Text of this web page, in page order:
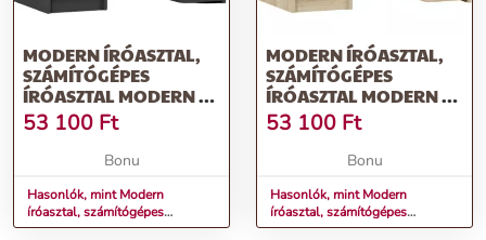
MODERN ÍRÓASZTAL,
SZÁMÍTÓGÉPES
ÍRÓASZTAL MODERN N-
10 - KÜLÖNBÖZŐ
SZÍNVÁLTOZATOKBAN
ANTRACIT
53 100 Ft
Bonu
Hasonlók, mint Modern
íróasztal, számítógépes
íróasztal MODERN N-10 -
MODERN ÍRÓASZTAL,
SZÁMÍTÓGÉPES
ÍRÓASZTAL MODERN N-
10 - KÜLÖNBÖZŐ
SZÍNVÁLTOZATOKBAN
53 100 Ft
Bonu
Hasonlók, mint Modern
íróasztal, számítógépes
íróasztal MODERN N-10 -